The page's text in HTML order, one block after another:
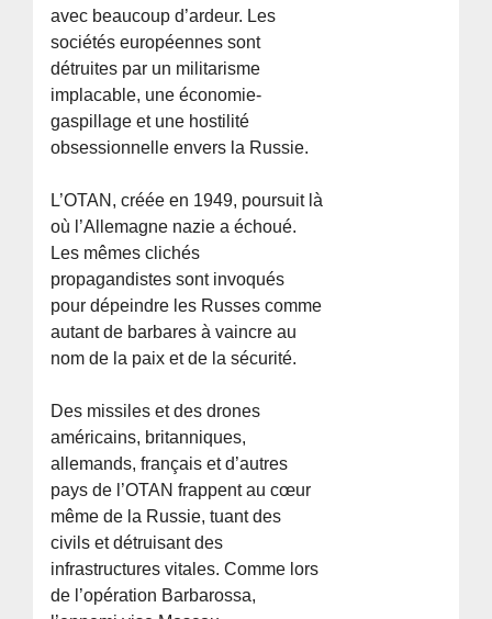
avec beaucoup d’ardeur. Les
sociétés européennes sont
détruites par un militarisme
implacable, une économie-
gaspillage et une hostilité
obsessionnelle envers la Russie.
L’OTAN, créée en 1949, poursuit là
où l’Allemagne nazie a échoué.
Les mêmes clichés
propagandistes sont invoqués
pour dépeindre les Russes comme
autant de barbares à vaincre au
nom de la paix et de la sécurité.
Des missiles et des drones
américains, britanniques,
allemands, français et d’autres
pays de l’OTAN frappent au cœur
même de la Russie, tuant des
civils et détruisant des
infrastructures vitales. Comme lors
de l’opération Barbarossa,